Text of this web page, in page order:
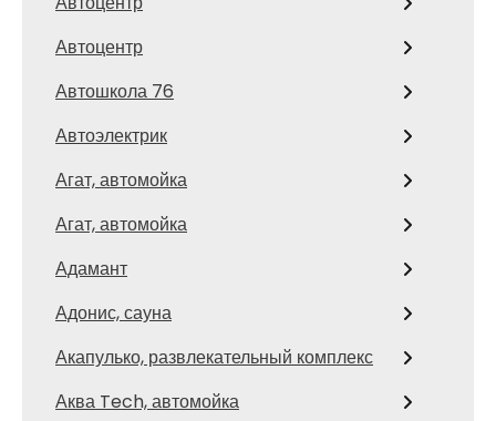
Автоцентр
Автошкола 76
Автоэлектрик
Агат, автомойка
Агат, автомойка
Адамант
Адонис, сауна
Акапулько, развлекательный комплекс
Аква Tech, автомойка